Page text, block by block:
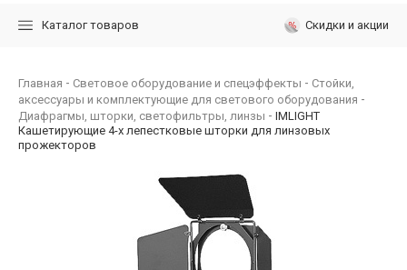
Каталог товаров Скидки и акции
Главная Световое оборудование и спецэффекты
Стойки,
аксессуары и комплектующие для светового оборудования
Диафрагмы, шторки, светофильтры, линзы
IMLIGHT
Кашетирующие 4-х лепестковые шторки для линзовых
прожекторов